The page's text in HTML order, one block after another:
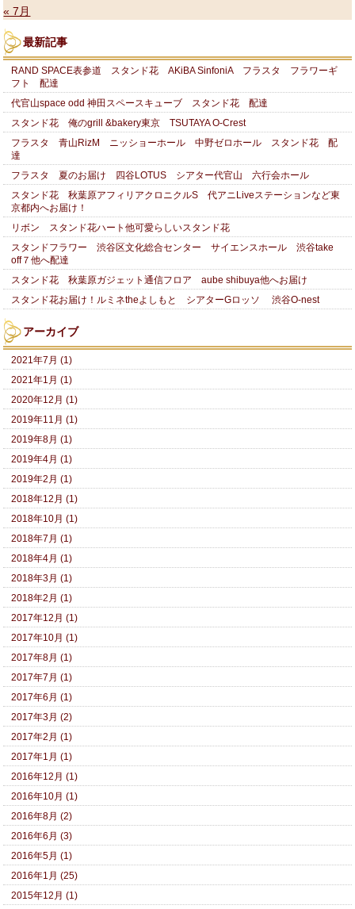
« 7月
最新記事
RAND SPACE表参道 スタンド花 AKiBA SinfoniA フラスタ フラワーギ
フト 配達
代官山space odd 神田スペースキューブ スタンド花 配達
スタンド花 俺のgrill &bakery東京 TSUTAYA O-Crest
フラスタ 青山RizM ニッショーホール 中野ゼロホール スタンド花 配
達
フラスタ 夏のお届け 四谷LOTUS シアター代官山 六行会ホール
スタンド花 秋葉原アフィリアクロニクルS 代アニLiveステーションなど東
京都内へお届け！
リボン スタンド花ハート他可愛らしいスタンド花
スタンドフラワー 渋谷区文化総合センター サイエンスホール 渋谷take
off７他へ配達
スタンド花 秋葉原ガジェット通信フロア aube shibuya他へお届け
スタンド花お届け！ルミネtheよしもと シアターGロッソ 渋谷O-nest
アーカイブ
2021年7月 (1)
2021年1月 (1)
2020年12月 (1)
2019年11月 (1)
2019年8月 (1)
2019年4月 (1)
2019年2月 (1)
2018年12月 (1)
2018年10月 (1)
2018年7月 (1)
2018年4月 (1)
2018年3月 (1)
2018年2月 (1)
2017年12月 (1)
2017年10月 (1)
2017年8月 (1)
2017年7月 (1)
2017年6月 (1)
2017年3月 (2)
2017年2月 (1)
2017年1月 (1)
2016年12月 (1)
2016年10月 (1)
2016年8月 (2)
2016年6月 (3)
2016年5月 (1)
2016年1月 (25)
2015年12月 (1)